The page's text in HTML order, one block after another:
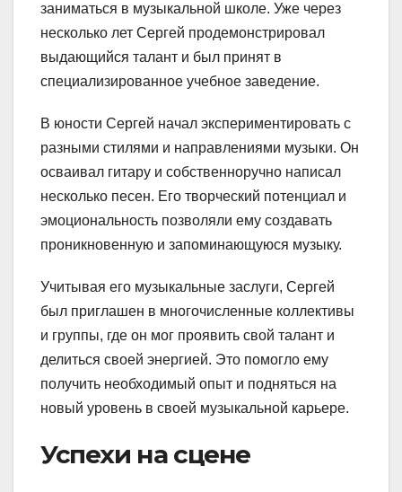
заниматься в музыкальной школе. Уже через
несколько лет Сергей продемонстрировал
выдающийся талант и был принят в
специализированное учебное заведение.
В юности Сергей начал экспериментировать с
разными стилями и направлениями музыки. Он
осваивал гитару и собственноручно написал
несколько песен. Его творческий потенциал и
эмоциональность позволяли ему создавать
проникновенную и запоминающуюся музыку.
Учитывая его музыкальные заслуги, Сергей
был приглашен в многочисленные коллективы
и группы, где он мог проявить свой талант и
делиться своей энергией. Это помогло ему
получить необходимый опыт и подняться на
новый уровень в своей музыкальной карьере.
Успехи на сцене